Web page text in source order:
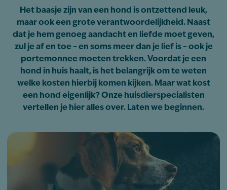
Het baasje zijn van een hond is ontzettend leuk,
maar ook een grote verantwoordelijkheid. Naast
dat je hem genoeg aandacht en liefde moet geven,
zul je af en toe – en soms meer dan je lief is – ook je
portemonnee moeten trekken. Voordat je een
hond in huis haalt, is het belangrijk om te weten
welke kosten hierbij komen kijken. Maar wat kost
een hond eigenlijk? Onze huisdierspecialisten
vertellen je hier alles over. Laten we beginnen.